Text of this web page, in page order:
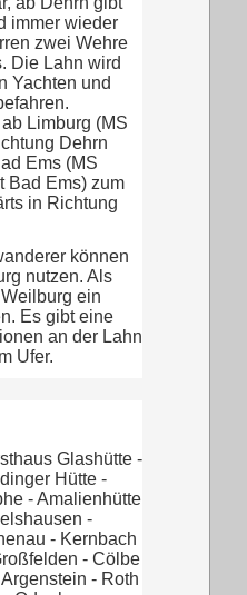
immer wieder
zwei Wehre
Die Lahn wird
Yachten und
Limburg (MS
Dehrn
Ems (MS
Bad Ems) zum
in Richtung
können
nutzen. Als
ein
Es gibt eine
an der Lahn
Ufer.
Glashütte -
Hütte -
- Amalienhütte
-
- Kernbach
- Cölbe
- Roth